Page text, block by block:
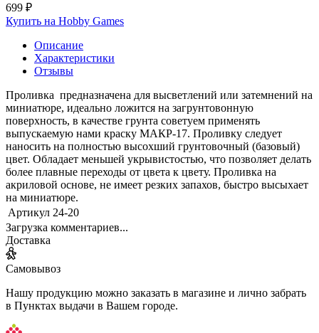
699 ₽
Купить на Hobby Games
Описание
Характеристики
Отзывы
Проливка предназначена для высветлений или затемнений на
миниатюре, идеально ложится на загрунтовонную
поверхность, в качестве грунта советуем применять
выпускаемую нами краску МАКР-17. Проливку следует
наносить на полностью высохший грунтовочный (базовый)
цвет. Обладает меньшей укрывистостью, что позволяет делать
более плавные переходы от цвета к цвету. Проливка на
акриловой основе, не имеет резких запахов, быстро высыхает
на миниатюре.
Артикул 24-20
Загрузка комментариев...
Доставка
Самовывоз
Нашу продукцию можно заказать в магазине и лично забрать
в Пунктах выдачи в Вашем городе.